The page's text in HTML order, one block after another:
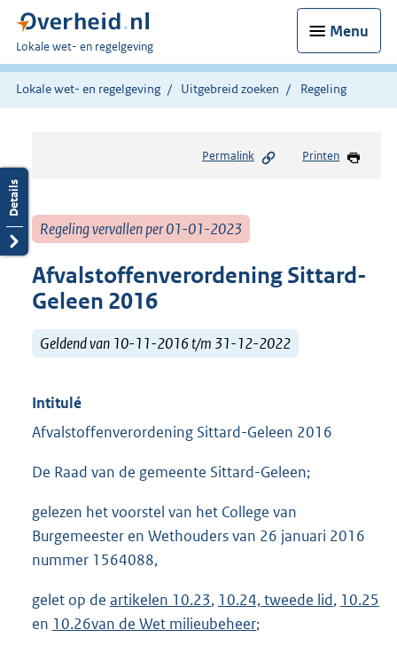
Menu
U
bent
hier:
Lokale wet- en regelgeving
Lokale wet- en regelgeving Uitgebreid zoeken Regeling
Permalink Printen
Regeling vervallen per 01-01-2023
Afvalstoffenverordening Sittard-
Geleen 2016
Geldend van 10-11-2016 t/m 31-12-2022
Intitulé
Afvalstoffenverordening Sittard-Geleen 2016
De Raad van de gemeente Sittard-Geleen;
gelezen het voorstel van het College van
Burgemeester en Wethouders van 26 januari 2016
nummer 1564088,
gelet op de artikelen 10.23, 10.24, tweede lid, 10.25
en 10.26van de Wet milieubeheer;